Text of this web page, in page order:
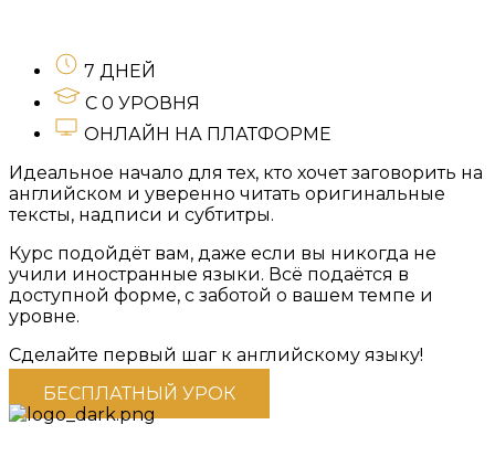
7 ДНЕЙ
С 0 УРОВНЯ
ОНЛАЙН НА ПЛАТФОРМЕ
Идеальное начало для тех, кто хочет заговорить на
английском и уверенно читать оригинальные
тексты, надписи и субтитры.
Курс подойдёт вам, даже если вы никогда не
учили иностранные языки. Всё подаётся в
доступной форме, с заботой о вашем темпе и
уровне.
Сделайте первый шаг к английскому языку!
БЕСПЛАТНЫЙ УРОК